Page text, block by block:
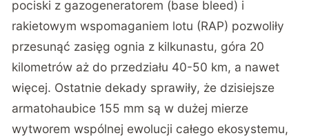
pociski z gazogeneratorem (base bleed) i
rakietowym wspomaganiem lotu (RAP) pozwoliły
przesunąć zasięg ognia z kilkunastu, góra 20
kilometrów aż do przedziału 40-50 km, a nawet
więcej. Ostatnie dekady sprawiły, że dzisiejsze
armatohaubice 155 mm są w dużej mierze
wytworem wspólnej ewolucji całego ekosystemu,